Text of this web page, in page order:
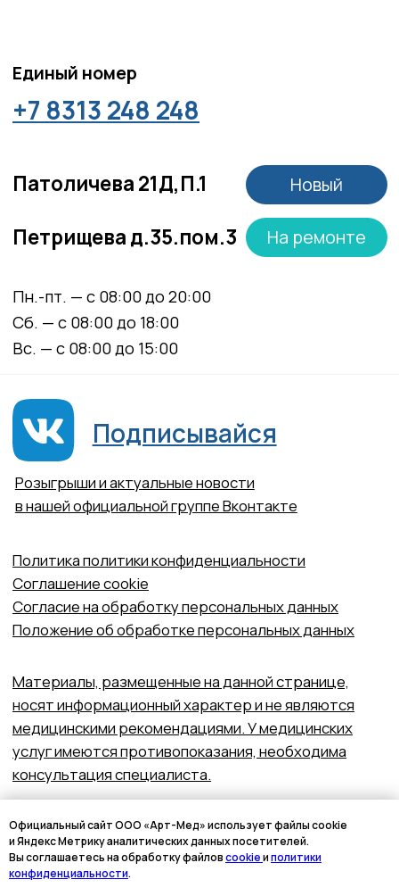
Официальный сайт ООО «Арт-Мед» использует файлы cookie
и Яндекс Метрику аналитических данных посетителей.
Вы соглашаетесь на обработку файловcookieиполитики
конфиденциальности.